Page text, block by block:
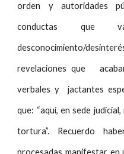
orden y autoridades
conductas
desconocimiento/
revelaciones que
verbales y jactantes
que: “aquí, en sede
tortura”. Recuerdo
procesadas manifestar en